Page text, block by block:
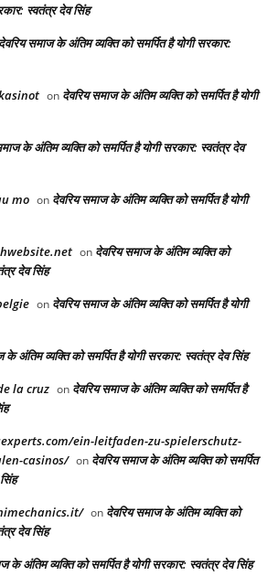
स्वतंत्र देव सिंह
देवरिय समाज के अंतिम व्यक्ति को समर्पित है योगी सरकार:
on देवरिय समाज के अंतिम व्यक्ति को समर्पित है योगी
के अंतिम व्यक्ति को समर्पित है योगी सरकार: स्वतंत्र देव
mo on देवरिय समाज के अंतिम व्यक्ति को समर्पित है योगी
on देवरिय समाज के अंतिम व्यक्ति को
देव सिंह
on देवरिय समाज के अंतिम व्यक्ति को समर्पित है योगी
के अंतिम व्यक्ति को समर्पित है योगी सरकार: स्वतंत्र देव सिंह
la cruz on देवरिय समाज के अंतिम व्यक्ति को समर्पित है
ein-leitfaden-zu-spielerschutz-
casinos/ on देवरिय समाज के अंतिम व्यक्ति को समर्पित
on देवरिय समाज के अंतिम व्यक्ति को
देव सिंह
के अंतिम व्यक्ति को समर्पित है योगी सरकार: स्वतंत्र देव सिंह